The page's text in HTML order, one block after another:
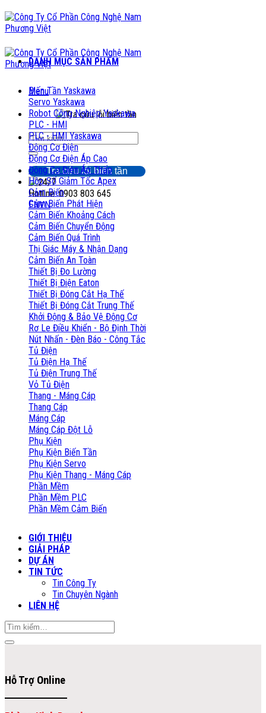
Chuyển
đến
nội
Menu
Tìm
kiếm:
Tra cứu lỗi biến tần
Hotline: 0903 803 645
ENVN
DANH MỤC SẢN PHẨM
Biến Tần Yaskawa
Servo Yaskawa
Robot Công Nghiệp Yaskawa
PLC - HMI
PLC - HMI Yaskawa
Động Cơ Điện
Động Cơ Điện Áp Cao
Động Cơ Điện Áp Thấp
Hộp Số Giảm Tốc Apex
Cảm Biến
Cảm Biến Phát Hiện
Cảm Biến Khoảng Cách
Cảm Biến Chuyển Động
Cảm Biến Quá Trình
Thị Giác Máy & Nhận Dạng
Cảm Biến An Toàn
Thiết Bị Đo Lường
Thiết Bị Điện Eaton
Thiết Bị Đóng Cắt Hạ Thế
Thiết Bị Đóng Cắt Trung Thế
Khởi Động & Bảo Vệ Động Cơ
Rơ Le Điều Khiển - Bộ Định Thời
Nút Nhấn - Đèn Báo - Công Tắc
Tủ Điện
Tủ Điện Hạ Thế
Tủ Điện Trung Thế
Vỏ Tủ Điện
Thang - Máng Cáp
Thang Cáp
Máng Cáp
Máng Cáp Đột Lỗ
Phụ Kiện
Phụ Kiện Biến Tần
Phụ Kiện Servo
Phụ Kiện Thang - Máng Cáp
Phần Mềm
Phần Mềm PLC
Phần Mềm Cảm Biến
GIỚI THIỆU
GIẢI PHÁP
DỰ ÁN
TIN TỨC
Tin Công Ty
Tin Chuyên Ngành
LIÊN HỆ
Tìm
kiếm:
Hỗ Trợ Online